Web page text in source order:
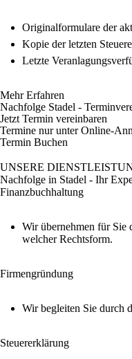
Originalformulare der
Kopie der letzten
Letzte
Mehr Erfahren
Nachfolge Stadel -
Jetzt Termin vereinbaren
Termine nur unter Online-
Termin Buchen
UNSERE
Nachfolge in Stadel - Ihr
Finanzbuchhaltung
Wir übernehmen für Sie
welcher Rechtsform.
Firmengründung
Wir begleiten Sie durch
Steuererklärung